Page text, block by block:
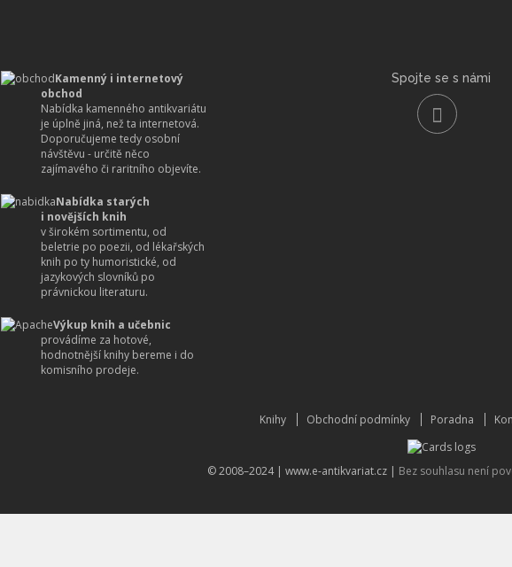
Kamenný i internetový
obchod
Nabídka kamenného antikvariátu
je úplně jiná, než ta internetová.
Doporučujeme tedy osobní
návštěvu - určitě něco
zajímavého či raritního objevíte.
Nabídka starých
i novějších knih
v širokém sortimentu, od
beletrie po poezii, od lékařských
knih po ty humoristické, od
jazykových slovníků po
právnickou literaturu.
Výkup knih a učebnic
provádíme za hotové,
hodnotnější knihy bereme i do
komisního prodeje.
Spojte se s námi
Knihy Obchodní podmínky Poradna
© 2008–2024 | www.e-antikvariat.cz | Bez souhlasu není